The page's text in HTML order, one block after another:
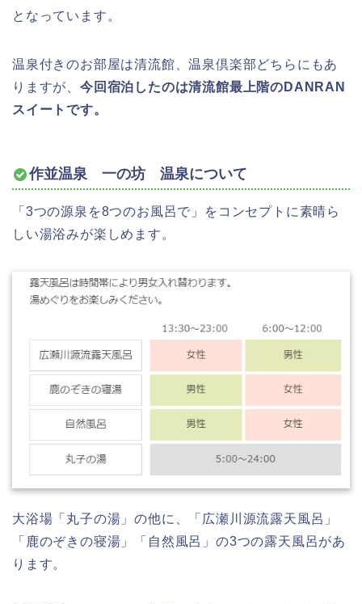
となっています。
温泉付きのお部屋は清流館、温泉倶楽部どちらにもあ
りますが、 今回宿泊したのは清流館最上階のDANRAN
スイートです。
作並温泉 一の坊 温泉について
「3つの源泉を8つのお風呂で」をコンセプトに素晴ら
しい湯浴みが楽しめます。
大浴場「丸子の湯」の他に、「広瀬川源流露天風呂」
「鹿のぞきの寝湯」「自然風呂」の3つの露天風呂があ
ります。